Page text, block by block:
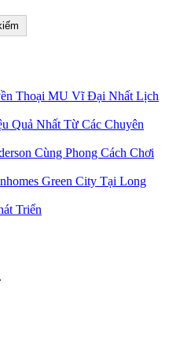
Thoại MU Vĩ Đại Nhất Lịch
Quả Nhất Từ Các Chuyên
Cùng Phong Cách Chơi
Green City Tại Long
Triển